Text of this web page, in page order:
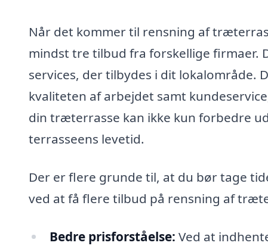
Når det kommer til rensning af
mindst tre tilbud fra forskellige firmaer.
services, der tilbydes i dit lokalområde.
kvaliteten af arbejdet samt
din træterrasse kan ikke kun forbedre
terrasseens levetid.
Der er flere grunde til, at du bør tage
ved at få flere tilbud på rensning af
Bedre prisforståelse: Ved at